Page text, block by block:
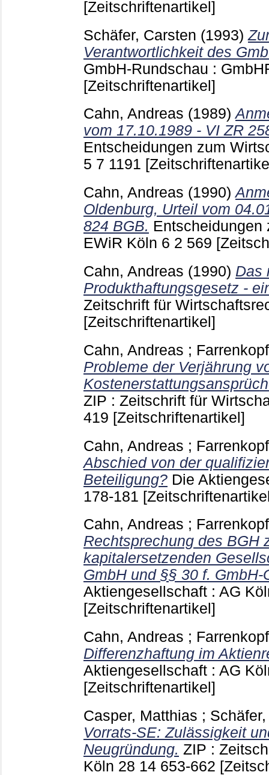
[Zeitschriftenartikel]
Schäfer, Carsten (1993)
Verantwortlichkeit des
GmbH-Rundschau :
[Zeitschriftenartikel]
Cahn, Andreas (1989)
vom 17.10.1989 - VI ZR
Entscheidungen zum
5 7 1191
Cahn, Andreas (1990)
Oldenburg, Urteil vom
824 BGB. Entscheidungen
EWiR Köln 6 2 569
Cahn, Andreas (1990) Das
Produkthaftungsgesetz -
Zeitschrift für
[Zeitschriftenartikel]
Cahn, Andreas ;
Probleme der Verjährung
ZIP : Zeitschrift für
419 [Zeitschriftenartikel]
Cahn, Andreas ;
Abschied von der
Beteiligung? Die
178-181
Cahn, Andreas ;
Rechtsprechung des BGH
kapitalersetzenden
GmbH und §§ 30 f. GmbH-
Aktiengesellschaft : AG
[Zeitschriftenartikel]
Cahn, Andreas ;
Differenzhaftung im
Aktiengesellschaft : AG
[Zeitschriftenartikel]
Casper, Matthias ;
Vorrats-SE: Zulässigkeit
Neugründung. ZIP :
Köln 28 14 653-662